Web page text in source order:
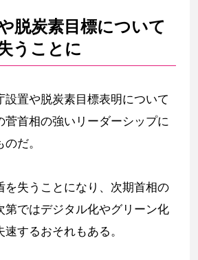
脱炭素目標について
うことに
設置や脱炭素目標表明について
菅首相の強いリーダーシップに
だ。
を失うことになり、次期首相の
第ではデジタル化やグリーン化
するおそれもある。